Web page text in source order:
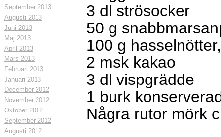
September 2013
Augusti 2013
Juni 2013
Maj 2013
April 2013
Mars 2013
Februari 2013
Januari 2013
December 2012
November 2012
Oktober 2012
September 2012
Augusti 2012
3 dl strösocker
50 g
100 g
2 msk kakao
3 dl vispgrädde
1 burk
Några rutor mörk